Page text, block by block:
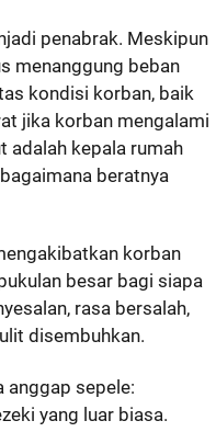
penabrak. Meskipun
menanggung beban
kondisi korban, baik
jika korban mengalami
adalah kepala rumah
beratnya
korban
besar bagi siapa
rasa bersalah,
disembuhkan.
anggap sepele:
yang luar biasa.